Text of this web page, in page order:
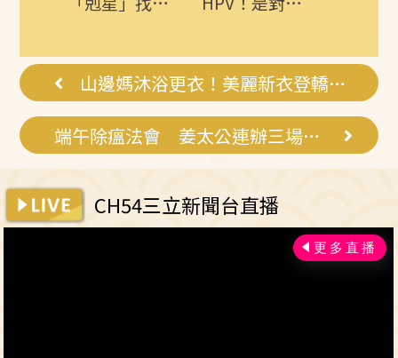
疑人生
囊，瘦出...
在不嫌晚...
山邊媽沐浴更衣！美麗新衣登轎出發
端午除瘟法會 姜太公連辦三場祈福
CH54三立新聞台直播